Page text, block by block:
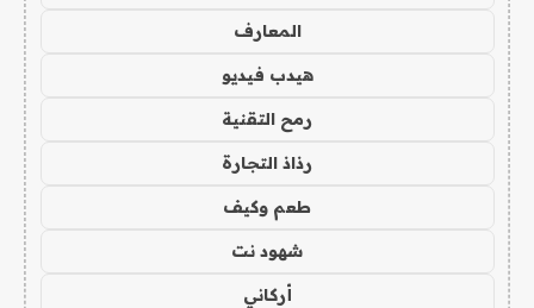
المعارف
هيدب فيديو
رمح التقنية
رذاذ التجارة
طعم وكيف
شهود نت
أركاني